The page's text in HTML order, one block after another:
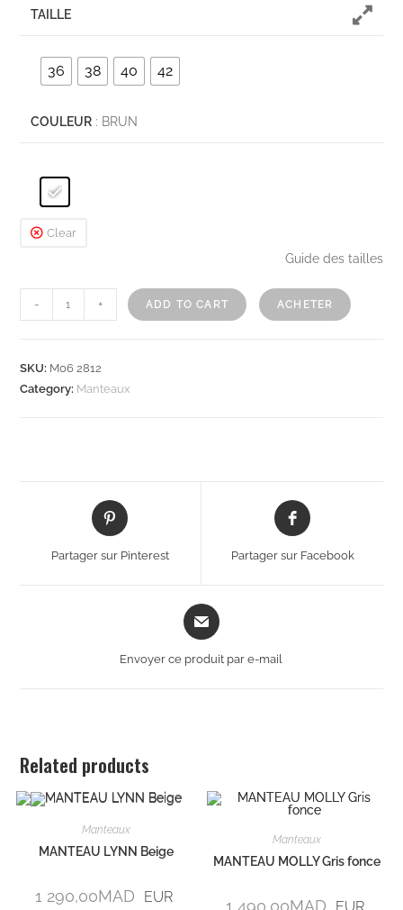
TAILLE
36 38 40 42
COULEUR : BRUN
Clear
Guide des tailles
- + ADD TO CART ACHETER
SKU: M06 2812
Category: Manteaux
Partager sur Pinterest Partager sur Facebook
Envoyer ce produit par e-mail
Related products
Manteaux
MANTEAU LYNN Beige
1 290,00MAD
EUR
Manteaux
MANTEAU MOLLY Gris fonce